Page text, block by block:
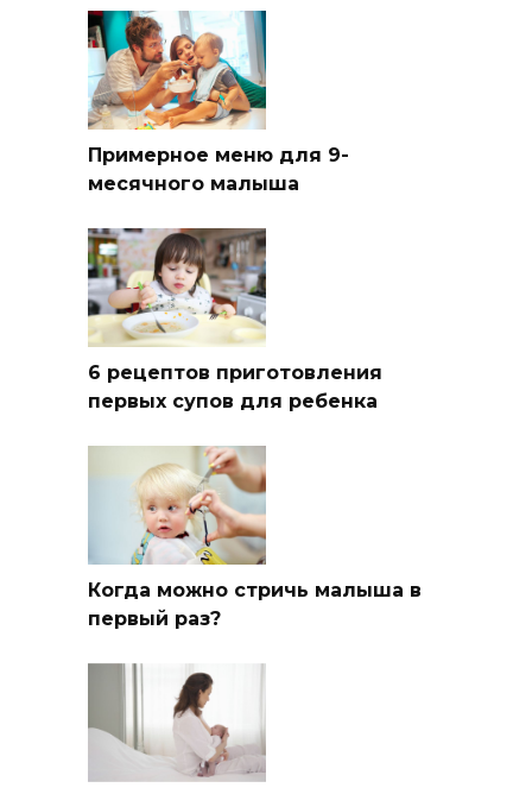
Примерное меню для 9-
месячного малыша
6 рецептов приготовления
первых супов для ребенка
Когда можно стричь малыша в
первый раз?